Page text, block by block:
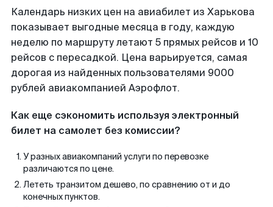
Календарь низких цен на авиабилет из Харькова
показывает выгодные месяца в году, каждую
неделю по маршруту летают 5 прямых рейсов и 10
рейсов с пересадкой. Цена варьируется, самая
дорогая из найденных пользователями 9000
рублей авиакомпанией Аэрофлот.
Как еще сэкономить используя электронный
билет на самолет без комиссии?
У разных авиакомпаний услуги по перевозке
различаются по цене.
Лететь транзитом дешево, по сравнению от и до
конечных пунктов.